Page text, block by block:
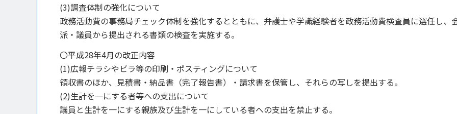
(3)調査体制の強化について
政務活動費の事務局チェック体制を強化するとともに、弁護士や学識経験者を政務活動費検査員に選任し、
派・議員から提出される書類の検査を実施する。
〇平成28年4月の改正内容
(1)広報チラシやビラ等の印刷・ポスティングについて
領収書のほか、見積書・納品書（完了報告書）・請求書を保管し、それらの写しを提出する。
(2)生計を一にする者等への支出について
議員と生計を一にする親族及び生計を一にしている者への支出を禁止する。